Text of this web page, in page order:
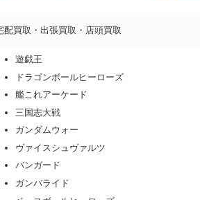
配買取・出張買取・店頭買取
遊戯王
ドラゴンボールヒーローズ
艦これアーケード
三国志大戦
ガンダムウォー
ヴァイスシュヴァルツ
バンガード
ガンバライド